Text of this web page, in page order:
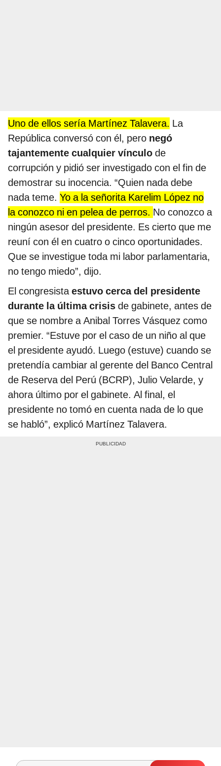
Uno de ellos sería Martínez Talavera. La
República conversó con él, pero negó
tajantemente cualquier vínculo de
corrupción y pidió ser investigado con el fin de
demostrar su inocencia. “Quien nada debe
nada teme. Yo a la señorita Karelim López no
la conozco ni en pelea de perros. No conozco a
ningún asesor del presidente. Es cierto que me
reuní con él en cuatro o cinco oportunidades.
Que se investigue toda mi labor parlamentaria,
no tengo miedo”, dijo.
El congresistaestuvo cerca del presidente
durante la última crisis de gabinete, antes de
que se nombre a Anibal Torres Vásquez como
premier. “Estuve por el caso de un niño al que
el presidente ayudó. Luego (estuve) cuando se
pretendía cambiar al gerente del Banco Central
de Reserva del Perú (BCRP), Julio Velarde, y
ahora último por el gabinete. Al final, el
presidente no tomó en cuenta nada de lo que
se habló”, explicó Martínez Talavera.